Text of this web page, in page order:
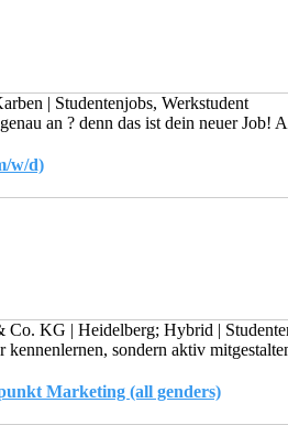
| Studentenjobs, Werkstudent
an ? denn das ist dein neuer
w/d)
Co. KG | Heidelberg; Hybrid |
sondern aktiv
Marketing (all genders)